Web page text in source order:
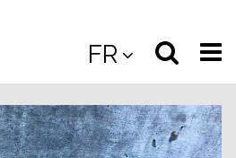
FR
Select
the
site